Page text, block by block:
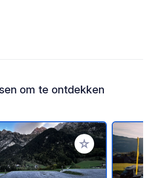
om te ontdekken
Voeg toe aan je